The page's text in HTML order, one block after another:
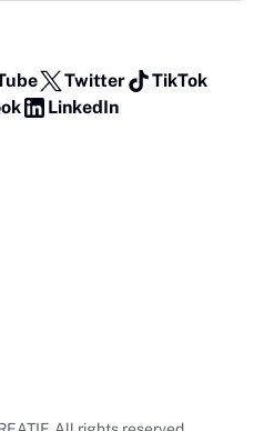
Twitter
TikTok
LinkedIn